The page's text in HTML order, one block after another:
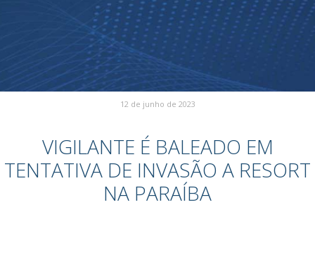
12 de junho de 2023
VIGILANTE É BALEADO EM
TENTATIVA DE INVASÃO A RESORT
NA PARAÍBA